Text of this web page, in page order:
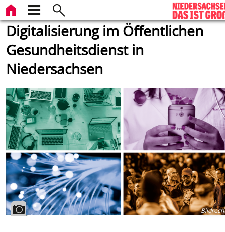
Digitalisierung im Öffentlichen
Gesundheitsdienst in
Niedersachsen